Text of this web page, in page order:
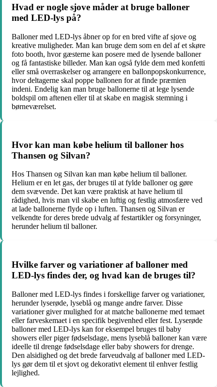
Hvad er nogle sjove måder at bruge balloner
med LED-lys på?
Balloner med LED-lys åbner op for en bred vifte af sjove og
kreative muligheder. Man kan bruge dem som en del af et skøre
foto booth, hvor gæsterne kan posere med de lysende balloner
og få fantastiske billeder. Man kan også fylde dem med konfetti
eller små overraskelser og arrangere en ballonpopskonkurrence,
hvor deltagerne skal poppe ballonen for at finde præmien
indeni. Endelig kan man bruge ballonerne til at lege lysende
boldspil om aftenen eller til at skabe en magisk stemning i
børneværelset.
Hvor kan man købe helium til balloner hos
Thansen og Silvan?
Hos Thansen og Silvan kan man købe helium til balloner.
Helium er en let gas, der bruges til at fylde balloner og gøre
dem svævende. Det kan være praktisk at have helium til
rådighed, hvis man vil skabe en luftig og festlig atmosfære ved
at lade ballonerne flyde op i luften. Thansen og Silvan er
velkendte for deres brede udvalg af festartikler og forsyninger,
herunder helium til balloner.
Hvilke farver og variationer af balloner med
LED-lys findes der, og hvad kan de bruges til?
Balloner med LED-lys findes i forskellige farver og variationer,
herunder lyserøde, lyseblå og mange andre farver. Disse
variationer giver mulighed for at matche ballonerne med temaet
eller farveskemaet i en specifik begivenhed eller fest. Lyserøde
balloner med LED-lys kan for eksempel bruges til baby
showers eller piger fødselsdage, mens lyseblå balloner kan være
ideelle til drenge fødselsdage eller baby showers for drenge.
Den alsidighed og det brede farveudvalg af balloner med LED-
lys gør dem til et sjovt og dekorativt element til enhver festlig
lejlighed.